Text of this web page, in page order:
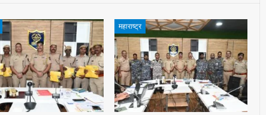
महाराष्ट्र